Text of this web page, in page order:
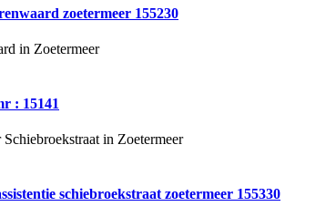
zoetermeer 155230
in Zoetermeer
: 15141
in Zoetermeer
schiebroekstraat zoetermeer 155330